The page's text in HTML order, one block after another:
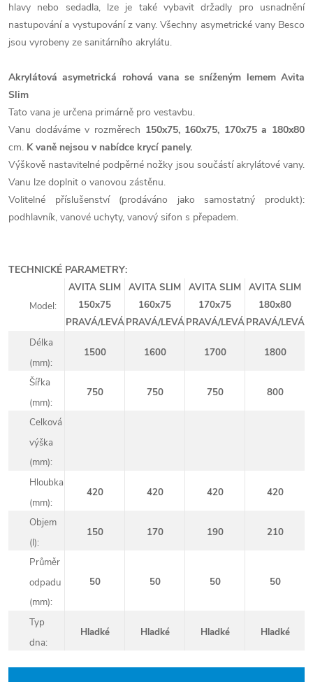
hlavy nebo sedadla, lze je také vybavit držadly pro usnadnění
nastupování a vystupování z vany. Všechny asymetrické vany Besco
jsou vyrobeny ze sanitárního akrylátu.
Akrylátová asymetrická rohová vana se sníženým lemem Avita
Slim
Tato vana je určena primárně pro vestavbu.
Vanu dodáváme v rozměrech 150x75, 160x75, 170x75 a 180x80
cm. K vaně nejsou v nabídce krycí panely.
Výškově nastavitelné podpěrné nožky jsou součástí akrylátové vany.
Vanu lze doplnit o vanovou zástěnu.
Volitelné příslušenství (prodáváno jako samostatný produkt):
podhlavník, vanové uchyty, vanový sifon s přepadem.
TECHNICKÉ PARAMETRY:
Model:
AVITA SLIM
150x75
PRAVÁ/LEVÁ
AVITA SLIM
160x75
PRAVÁ/LEVÁ
AVITA SLIM
170x75
PRAVÁ/LEVÁ
AVITA SLIM
180x80
PRAVÁ/LEVÁ
Délka
(mm):
1500 1600 1700 1800
Šířka
(mm):
750 750 750 800
Celková
výška
(mm):
Hloubka
(mm):
420 420 420 420
Objem
(l):
150 170 190 210
Průměr
odpadu
(mm):
50 50 50 50
Typ
dna:
Hladké Hladké Hladké Hladké